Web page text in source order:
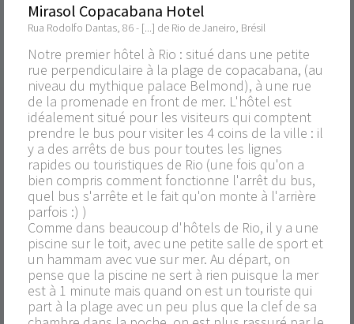
Mirasol Copacabana Hotel
Rua Rodolfo Dantas, 86 - [...] de Rio de Janeiro, Brésil
Notre premier hôtel à Rio : situé dans une petite
rue perpendiculaire à la plage de copacabana, (au
niveau du mythique palace Belmond), à une rue
de la promenade en front de mer. L'hôtel est
idéalement situé pour les visiteurs qui comptent
prendre le bus pour visiter les 4 coins de la ville : il
y a des arrêts de bus pour toutes les lignes
rapides ou touristiques de Rio (une fois qu'on a
bien compris comment fonctionne l'arrêt du bus,
quel bus s'arrête et le fait qu'on monte à l'arrière
parfois :) )
Comme dans beaucoup d'hôtels de Rio, il y a une
piscine sur le toit, avec une petite salle de sport et
un hammam avec vue sur mer. Au départ, on
pense que la piscine ne sert à rien puisque la mer
est à 1 minute mais quand on est un touriste qui
part à la plage avec un peu plus que la clef de sa